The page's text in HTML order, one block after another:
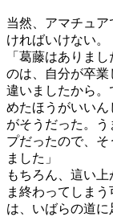
当然、アマチュ
ければいけない。
「葛藤はありま
のは、自分が卒業
違いましたから
めたほうがいい
がそうだった。
プだったので、
ました」
もちろん、這い
ま終わってしま
は、いばらの道に